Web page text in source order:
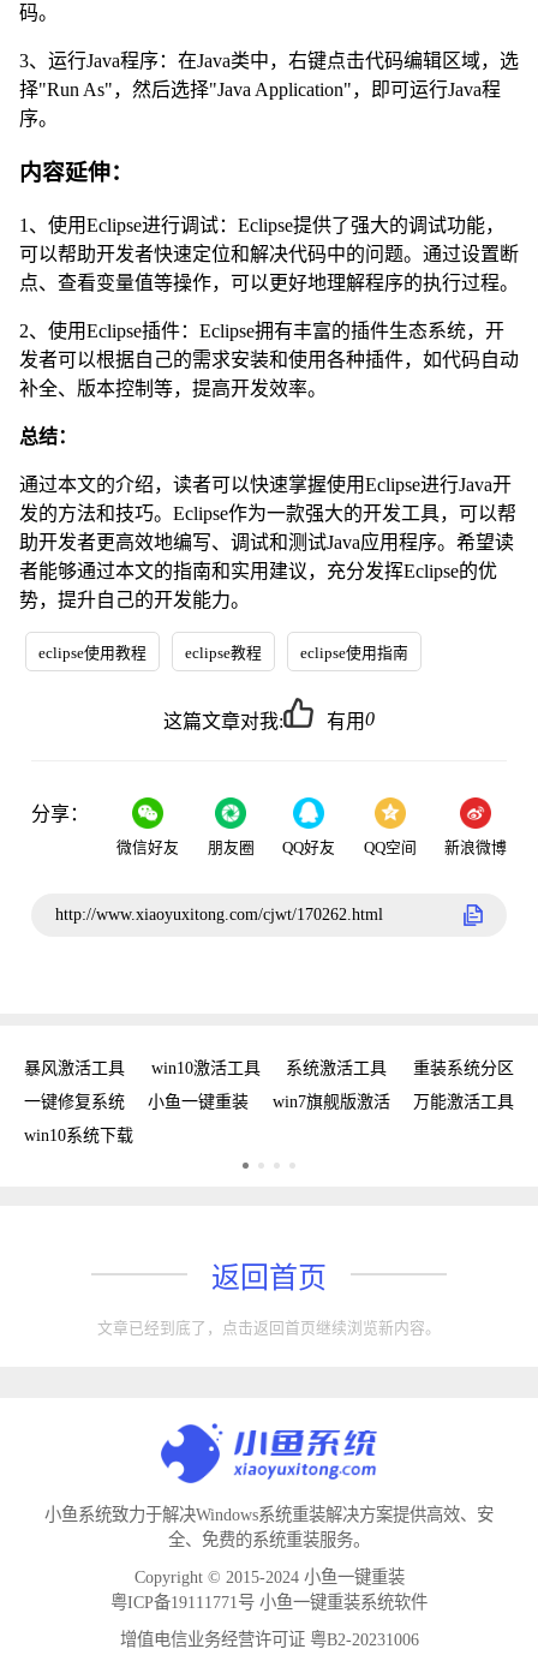
码。
3、运行Java程序：在Java类中，右键点击代码编辑区域，选
择"Run As"，然后选择"Java Application"，即可运行Java程
序。
内容延伸：
1、使用Eclipse进行调试：Eclipse提供了强大的调试功能，
可以帮助开发者快速定位和解决代码中的问题。通过设置断
点、查看变量值等操作，可以更好地理解程序的执行过程。
2、使用Eclipse插件：Eclipse拥有丰富的插件生态系统，开
发者可以根据自己的需求安装和使用各种插件，如代码自动
补全、版本控制等，提高开发效率。
总结：
通过本文的介绍，读者可以快速掌握使用Eclipse进行Java开
发的方法和技巧。Eclipse作为一款强大的开发工具，可以帮
助开发者更高效地编写、调试和测试Java应用程序。希望读
者能够通过本文的指南和实用建议，充分发挥Eclipse的优
势，提升自己的开发能力。
eclipse使用教程 eclipse教程 eclipse使用指南
这篇文章对我: 有用0
分享：
微信好友 朋友圈 QQ好友 QQ空间 新浪微博
http://www.xiaoyuxitong.com/cjwt/170262.html
暴风激活工具 win10激活工具 系统激活工具
重装系统分区
一键修复系统
小鱼一键重装 win7旗舰版激活
万能激活工具
win10系统下载
返回首页
文章已经到底了，点击返回首页继续浏览新内容。
小鱼系统致力于解决Windows系统重装解决方案提供高效、安
全、免费的系统重装服务。
Copyright © 2015-2024 小鱼一键重装
粤ICP备19111771号 小鱼一键重装系统软件
增值电信业务经营许可证 粤B2-20231006